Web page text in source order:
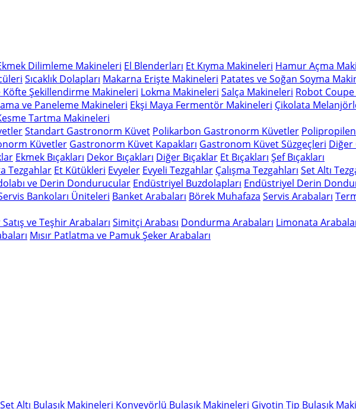
Dilimleme Makineleri El Blenderları Et Kıyma Makineleri Hamur Açma
Sıcaklık Dolapları Makarna Erişte Makineleri Patates ve Soğan Soyma
Şekillendirme Makineleri Lokma Makineleri Salça Makineleri Robot Coupe
ve Paneleme Makineleri Ekşi Maya Fermentör Makineleri Çikolata
Tartma Makineleri
Standart Gastronorm Küvet Polikarbon Gastronorm Küvetler
Küvetler Gastronorm Küvet Kapakları Gastronom Küvet Süzgeçleri
Ekmek Bıçakları Dekor Bıçakları Diğer Bıçaklar Et Bıçakları Şef Bıçakları
Tezgahlar Et Kütükleri Evyeler Evyeli Tezgahlar Çalışma Tezgahları Set Altı
ve Derin Dondurucular Endüstriyel Buzdolapları Endüstriyel Derin
Bankoları Üniteleri Banket Arabaları Börek Muhafaza Servis Arabaları
ve Teşhir Arabaları Simitçi Arabası Dondurma Arabaları Limonata
Mısır Patlatma ve Pamuk Şeker Arabaları
Set Altı Bulaşık Makineleri Konveyörlü Bulaşık Makineleri Giyotin Tip Bulaşık